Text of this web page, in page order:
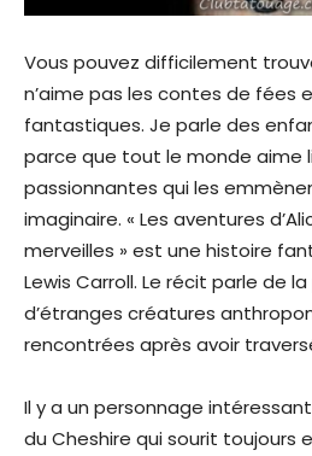
Vous pouvez difficilement
n’aime pas les contes de fées
fantastiques. Je parle des
parce que tout le monde aime
passionnantes qui les
imaginaire. « Les aventures
merveilles » est une histoire
Lewis Carroll. Le récit parle de
d’étranges créatures
rencontrées après avoir
Il y a un personnage
du Cheshire qui sourit toujours